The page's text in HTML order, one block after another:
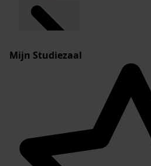
Mijn Studiezaal